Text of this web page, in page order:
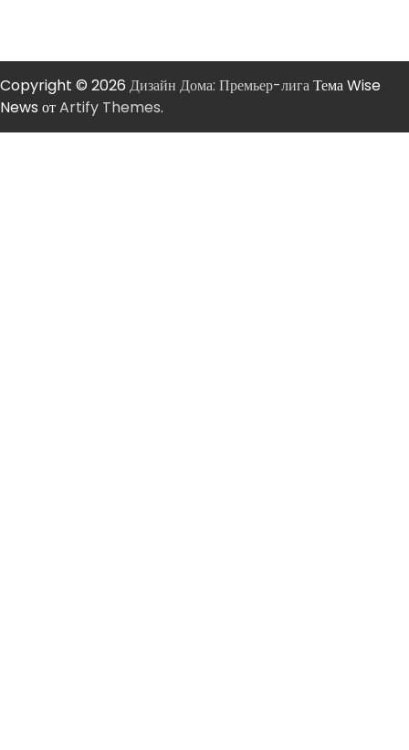
Copyright © 2026 Дизайн Дома: Премьер-лигаТема Wise
News отArtify Themes.